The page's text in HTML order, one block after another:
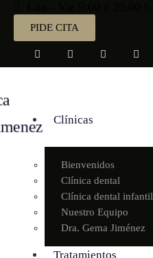
PIDE CITA
Clínicas
Bienvenidos
Clínica dental
Clínica dental infantil
Nuestro Equipo
Dra. Gema Jiménez
Tratamientos